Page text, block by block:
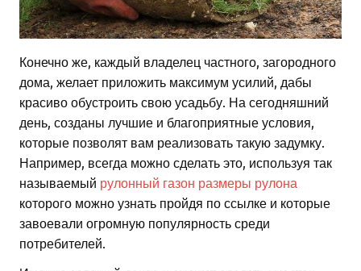
Конечно же, каждый владелец частного, загородного
дома, желает приложить максимум усилий, дабы
красиво обустроить свою усадьбу. На сегодняшний
день, созданы лучшие и благоприятные условия,
которые позволят вам реализовать такую задумку.
Например, всегда можно сделать это, используя так
называемый рулонный газон размеры рулона
которого можно узнать пройдя по ссылке и которые
завоевали огромную популярность среди
потребителей.